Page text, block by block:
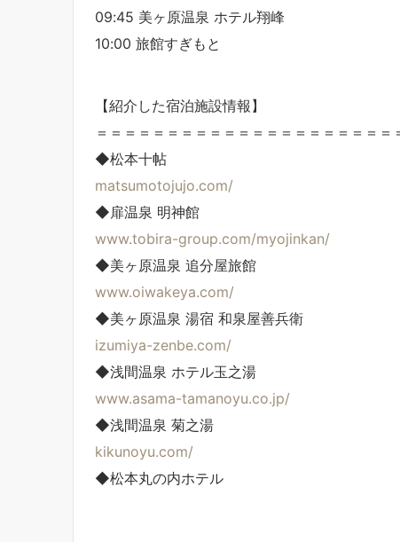
09:45 美ヶ原温泉 ホテル翔峰
10:00 旅館すぎもと
【紹介した宿泊施設情報】
＝＝＝＝＝＝＝＝＝＝＝＝＝＝＝＝＝＝＝＝＝
◆松本十帖
matsumotojujo.com/
◆扉温泉 明神館
www.tobira-group.com/myojinkan/
◆美ヶ原温泉 追分屋旅館
www.oiwakeya.com/
◆美ヶ原温泉 湯宿 和泉屋善兵衛
izumiya-zenbe.com/
◆浅間温泉 ホテル玉之湯
www.asama-tamanoyu.co.jp/
◆浅間温泉 菊之湯
kikunoyu.com/
◆松本丸の内ホテル